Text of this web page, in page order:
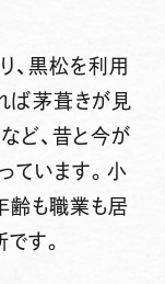
、黒松を利用
ば茅葺きが見
ど、昔と今が
ています。小
齢も職業も居
す。